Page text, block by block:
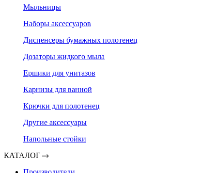
Мыльницы
Наборы аксессуаров
Диспенсеры бумажных полотенец
Дозаторы жидкого мыла
Ершики для унитазов
Карнизы для ванной
Крючки для полотенец
Другие аксессуары
Напольные стойки
КАТАЛОГ